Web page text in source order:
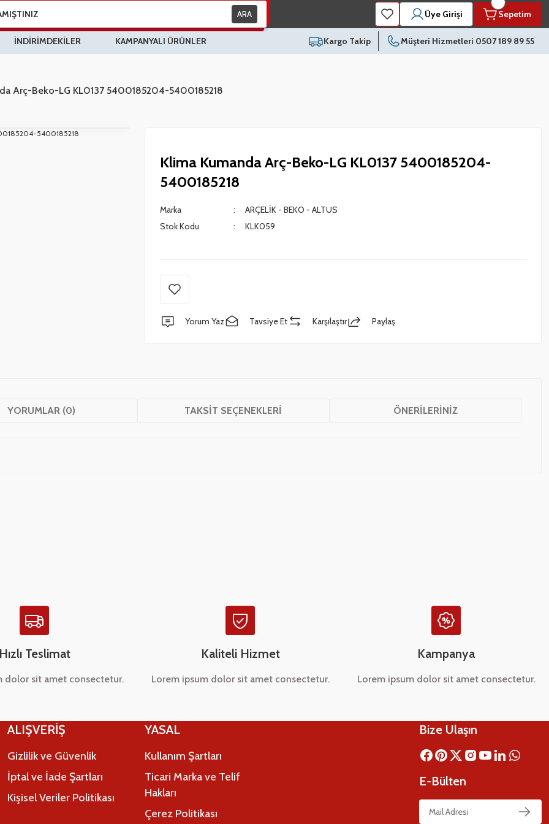
ARA Üye Girişi Sepetim
İNDİRİMDEKİLER KAMPANYALI ÜRÜNLER Kargo Takip Müşteri Hizmetleri 0507 189 89 55
Arç-Beko-LG KL0137 5400185204-5400185218
Klima Kumanda Arç-Beko-LG KL0137 5400185204-
5400185218
Marka
ARÇELİK - BEKO - ALTUS
Stok Kodu
KLK059
Yorum Yaz Tavsiye Et Karşılaştır Paylaş
YORUMLAR (0) TAKSIT SEÇENEKLERI ÖNERILERINIZ
Hızlı Teslimat
dolor sit amet consectetur.
Kaliteli Hizmet
Lorem ipsum dolor sit amet consectetur.
Kampanya
Lorem ipsum dolor sit amet consectetur.
ALIŞVERİŞ
Gizlilik ve Güvenlik
İptal ve İade Şartları
Kişisel Veriler Politikası
YASAL
Kullanım Şartları
Ticari Marka ve Telif
Hakları
Çerez Politikası
Bize Ulaşın
E-Bülten